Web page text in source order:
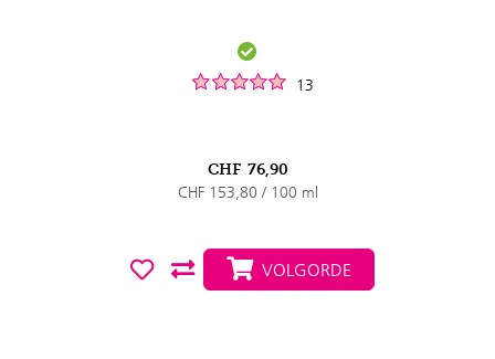
13
CHF 76,90
CHF 153,80 / 100 ml
VOLGORDE